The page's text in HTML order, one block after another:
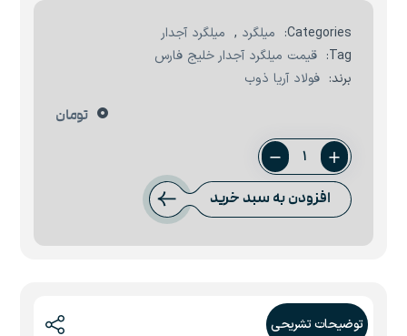
Categories: میلگرد , میلگرد آجدار
Tag:
قیمت میلگرد آجدار خلیج فارس
برند: فولاد آریا ذوب
0 تومان
میلگرد
28
آتیه
افزودن به سبد خرید
توضیحات تشریحی